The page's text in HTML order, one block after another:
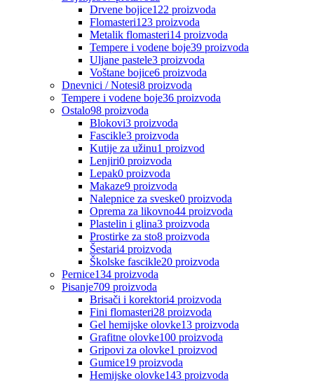
Drvene bojice122 proizvoda
Flomasteri123 proizvoda
Metalik flomasteri14 proizvoda
Tempere i vodene boje39 proizvoda
Uljane pastele3 proizvoda
Voštane bojice6 proizvoda
Dnevnici / Notesi8 proizvoda
Tempere i vodene boje36 proizvoda
Ostalo98 proizvoda
Blokovi3 proizvoda
Fascikle3 proizvoda
Kutije za užinu1 proizvod
Lenjiri0 proizvoda
Lepak0 proizvoda
Makaze9 proizvoda
Nalepnice za sveske0 proizvoda
Oprema za likovno44 proizvoda
Plastelin i glina3 proizvoda
Prostirke za sto8 proizvoda
Šestari4 proizvoda
Školske fascikle20 proizvoda
Pernice134 proizvoda
Pisanje709 proizvoda
Brisači i korektori4 proizvoda
Fini flomasteri28 proizvoda
Gel hemijske olovke13 proizvoda
Grafitne olovke100 proizvoda
Gripovi za olovke1 proizvod
Gumice19 proizvoda
Hemijske olovke143 proizvoda